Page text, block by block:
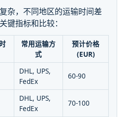
杂，不同地区的运输时间差
键指标和比较：
常用运输方
式
预计价格
(EUR)
DHL, UPS,
FedEx
60-90
DHL, UPS,
FedEx
70-100